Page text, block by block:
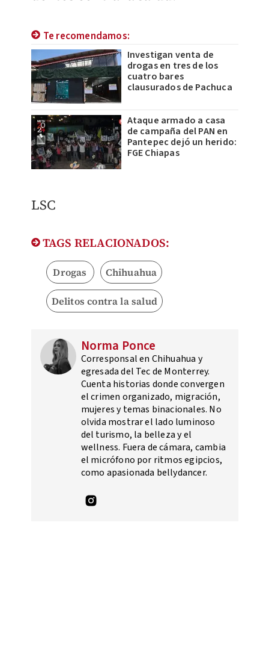
Te recomendamos:
Investigan venta de
drogas en tres de los
cuatro bares
clausurados de Pachuca
Ataque armado a casa
de campaña del PAN en
Pantepec dejó un herido:
FGE Chiapas
LSC
TAGS RELACIONADOS:
Drogas Chihuahua
Delitos contra la salud
Norma Ponce
Corresponsal en Chihuahua y
egresada del Tec de Monterrey.
Cuenta historias donde convergen
el crimen organizado, migración,
mujeres y temas binacionales. No
olvida mostrar el lado luminoso
del turismo, la belleza y el
wellness. Fuera de cámara, cambia
el micrófono por ritmos egipcios,
como apasionada bellydancer.